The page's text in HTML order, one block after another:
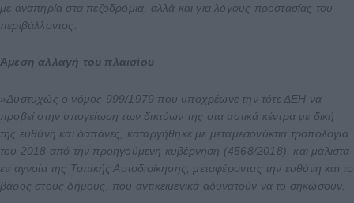
με αναπηρία στα πεζοδρόμια, αλλά και για λόγους προστασίας του
περιβάλλοντος.
Άμεση αλλαγή του πλαισίου
»Δυστυχώς ο νόμος 999/1979 που υποχρέωνε την τότε ΔΕΗ να
προβεί στην υπογείωση των δικτύων της στα αστικά κέντρα με δική
της ευθύνη και δαπάνες, καταργήθηκε με μεταμεσονύκτια τροπολογία
του 2018 από την προηγούμενη κυβέρνηση (4568/2018), και μάλιστα
εν αγνοία της Τοπικής Αυτοδιοίκησης, μεταφέροντας την ευθύνη και το
βάρος στους δήμους, που αντικειμενικά αδυνατούν να το σηκώσουν.